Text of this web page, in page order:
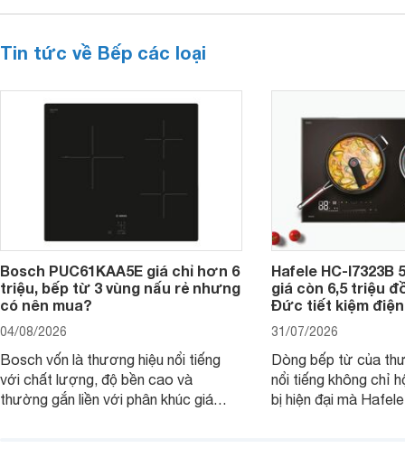
Tin tức về Bếp các loại
Bosch PUC61KAA5E giá chỉ hơn 6
triệu, bếp từ 3 vùng nấu rẻ nhưng
có nên mua?
04/08/2026
Bosch vốn là thương hiệu nổi tiếng
với chất lượng, độ bền cao và
thường gắn liền với phân khúc giá
Hafele HC-I7323B
giá còn 6,5 triệu
Đức tiết kiệm
31/07/2026
Dòng bếp từ của
nổi tiếng không chỉ
bị hiện đại mà